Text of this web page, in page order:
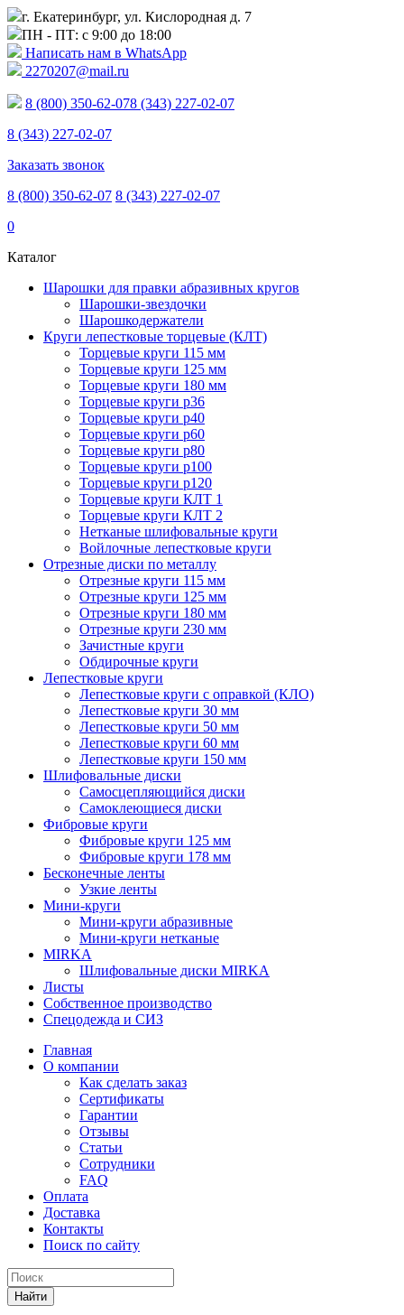
г. Екатеринбург, ул. Кислородная д. 7
ПН - ПТ: с 9:00 до 18:00
Написать нам в WhatsApp
2270207@mail.ru
8 (800) 350-62-078 (343) 227-02-07
8 (343) 227-02-07
Заказать звонок
8 (800) 350-62-07 8 (343) 227-02-07
0
Каталог
Шарошки для правки абразивных кругов
Шарошки-звездочки
Шарошкодержатели
Круги лепестковые торцевые (КЛТ)
Торцевые круги 115 мм
Торцевые круги 125 мм
Торцевые круги 180 мм
Торцевые круги p36
Торцевые круги p40
Торцевые круги p60
Торцевые круги p80
Торцевые круги p100
Торцевые круги p120
Торцевые круги КЛТ 1
Торцевые круги КЛТ 2
Нетканые шлифовальные круги
Войлочные лепестковые круги
Отрезные диски по металлу
Отрезные круги 115 мм
Отрезные круги 125 мм
Отрезные круги 180 мм
Отрезные круги 230 мм
Зачистные круги
Обдирочные круги
Лепестковые круги
Лепестковые круги с оправкой (КЛО)
Лепестковые круги 30 мм
Лепестковые круги 50 мм
Лепестковые круги 60 мм
Лепестковые круги 150 мм
Шлифовальные диски
Самосцепляющийся диски
Самоклеющиеся диски
Фибровые круги
Фибровые круги 125 мм
Фибровые круги 178 мм
Бесконечные ленты
Узкие ленты
Мини-круги
Мини-круги абразивные
Мини-круги нетканые
MIRKA
Шлифовальные диски MIRKA
Листы
Собственное производство
Спецодежда и СИЗ
Главная
О компании
Как сделать заказ
Сертификаты
Гарантии
Отзывы
Статьи
Сотрудники
FAQ
Оплата
Доставка
Контакты
Поиск по сайту
Поиск
Найти